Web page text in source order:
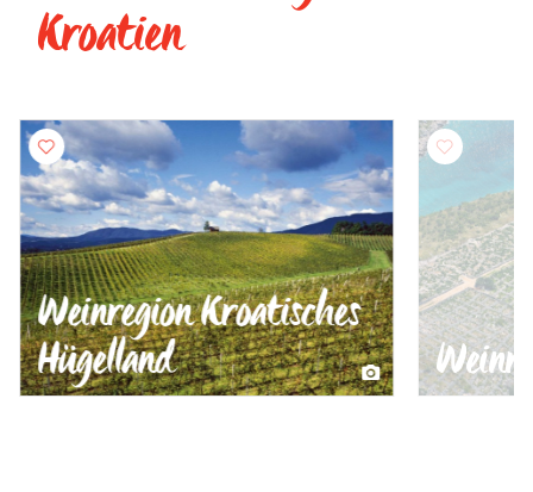
Kroatien
Weinregion Kroatisches
Hügelland